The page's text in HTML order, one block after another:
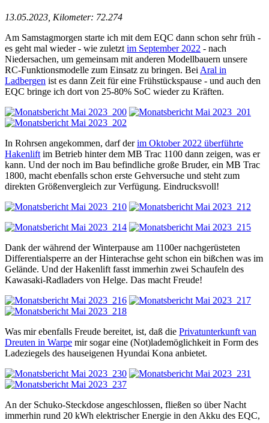
13.05.2023, Kilometer: 72.274
Am Samstagmorgen starte ich mit dem EQC dann schon sehr früh -
es geht mal wieder - wie zuletzt im September 2022 - nach
Niedersachen, um gemeinsam mit anderen Modellbauern unsere
RC-Funktionsmodelle zum Einsatz zu bringen. Bei Aral in
Ladbergen ist es dann Zeit für eine Frühstückspause - und auch den
EQC bringe ich dort von 25-80% SoC wieder zu Kräften.
In Rohrsen angekommen, darf derim Oktober 2022 überführte
Hakenlift im Betrieb hinter dem MB Trac 1100 dann zeigen, was er
kann. Und der noch im Bau befindliche große Bruder, ein MB Trac
1800, macht ebenfalls schon erste Gehversuche und steht zum
direkten Größenvergleich zur Verfügung. Eindrucksvoll!
Dank der während der Winterpause am 1100er nachgerüsteten
Differentialsperre an der Hinterachse geht schon ein bißchen was im
Gelände. Und der Hakenlift fasst immerhin zwei Schaufeln des
Kawasaki-Radladers von Helge. Das macht Freude!
Was mir ebenfalls Freude bereitet, ist, daß die Privatunterkunft van
Dreuten in Warpe mir sogar eine (Not)lademöglichkeit in Form des
Ladeziegels des hauseigenen Hyundai Kona anbietet.
An der Schuko-Steckdose angeschlossen, fließen so über Nacht
immerhin rund 20 kWh elektrischer Energie in den Akku des EQC,